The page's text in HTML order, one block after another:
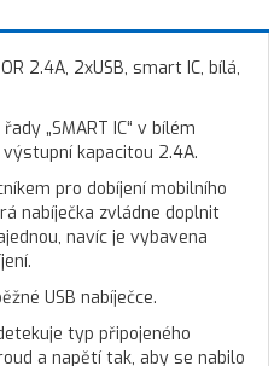
2.4A, 2xUSB, smart IC, bílá,
„SMART IC“ v bílém
kapacitou 2.4A.
pro dobíjení mobilního
nabíječka zvládne doplnit
navíc je vybavena
USB nabíječce.
typ připojeného
a napětí tak, aby se nabilo